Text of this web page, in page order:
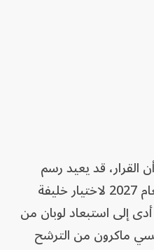
القرار، قد يعيد رسم
ملامح الانتخابات الرئاسية لعام 2027 لاختيار خليفة
أدى إلى استبعاد لوبان من
ماكرون من الترشح